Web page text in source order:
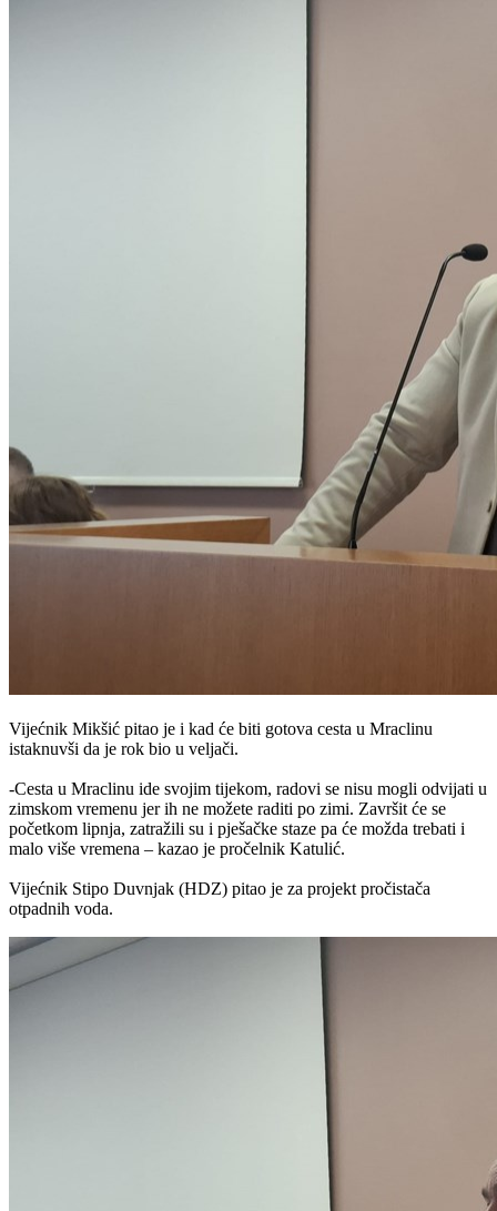
Vijećnik Mikšić pitao je i kad će biti gotova cesta u Mraclinu
istaknuvši da je rok bio u veljači.
-Cesta u Mraclinu ide svojim tijekom, radovi se nisu mogli odvijati u
zimskom vremenu jer ih ne možete raditi po zimi. Završit će se
početkom lipnja, zatražili su i pješačke staze pa će možda trebati i
malo više vremena – kazao je pročelnik Katulić.
Vijećnik Stipo Duvnjak (HDZ) pitao je za projekt pročistača
otpadnih voda.